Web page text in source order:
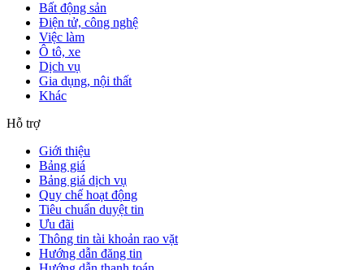
Bất động sản
Điện tử, công nghệ
Việc làm
Ô tô, xe
Dịch vụ
Gia dụng, nội thất
Khác
Hỗ trợ
Giới thiệu
Bảng giá
Bảng giá dịch vụ
Quy chế hoạt động
Tiêu chuẩn duyệt tin
Ưu đãi
Thông tin tài khoản rao vặt
Hướng dẫn đăng tin